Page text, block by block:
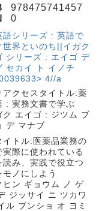
978475741457
0
語シリーズ : 英語で
世界といのち||イガク
シリーズ : エイゴ デ
セカイ ト イノチ
4//a
アクセスタイトル:薬
: 実務文書で学ぶ
ク エイゴ : ジツム ブ
デ マナブ
イトル:医薬品業務の
実際に使われている
読み、実践で役立つ
モノにしよう
ヒン ギョウム ノ ゲ
ジッサイ ニ ツカワ
ル ブンショ オ ヨミ